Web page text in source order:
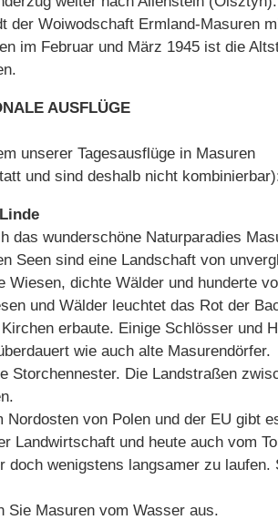
der Woiwodschaft Ermland-Masuren
im Februar und März 1945 ist die
AUSFLÜGE
unserer Tagesausflüge in Masuren
und sind deshalb nicht
das wunderschöne Naturparadies
Seen sind eine Landschaft von
Wiesen, dichte Wälder und hunderte
und Wälder leuchtet das Rot der
erbaute. Einige Schlösser und
wie auch alte Masurendörfer.
Storchennester. Die Landstraßen
Nordosten von Polen und der EU gibt
Landwirtschaft und heute auch vom
doch wenigstens langsamer zu
Sie Masuren vom Wasser aus.